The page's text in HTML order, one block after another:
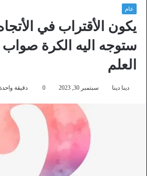
عام
يكون الأقتراب في
ستوجه اليه الكرة
العلم
دينا دينا سبتمبر 30, 2023 0 دقيقة